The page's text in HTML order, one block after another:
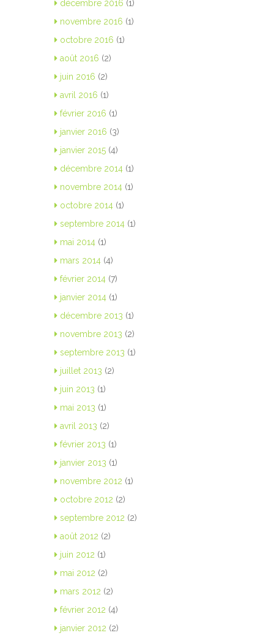
décembre 2016 (1)
novembre 2016 (1)
octobre 2016 (1)
août 2016 (2)
juin 2016 (2)
avril 2016 (1)
février 2016 (1)
janvier 2016 (3)
janvier 2015 (4)
décembre 2014 (1)
novembre 2014 (1)
octobre 2014 (1)
septembre 2014 (1)
mai 2014 (1)
mars 2014 (4)
février 2014 (7)
janvier 2014 (1)
décembre 2013 (1)
novembre 2013 (2)
septembre 2013 (1)
juillet 2013 (2)
juin 2013 (1)
mai 2013 (1)
avril 2013 (2)
février 2013 (1)
janvier 2013 (1)
novembre 2012 (1)
octobre 2012 (2)
septembre 2012 (2)
août 2012 (2)
juin 2012 (1)
mai 2012 (2)
mars 2012 (2)
février 2012 (4)
janvier 2012 (2)